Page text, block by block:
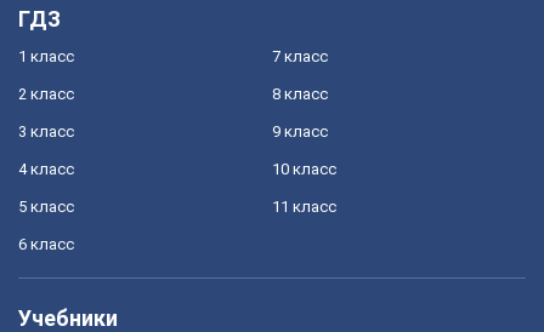
ГДЗ
1 класс
2 класс
3 класс
4 класс
5 класс
6 класс
7 класс
8 класс
9 класс
10 класс
11 класс
Учебники